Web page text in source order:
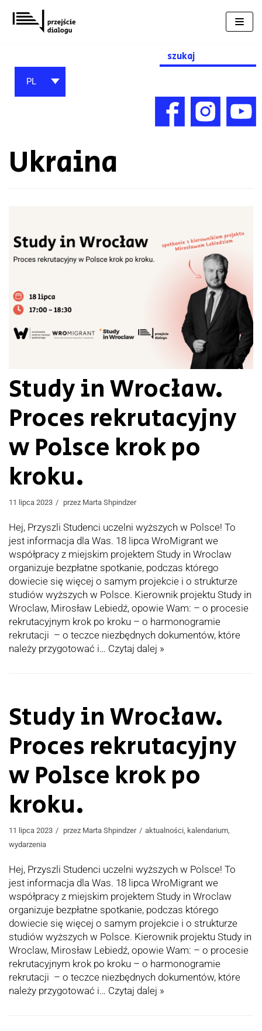
Przejdź
do
Search
for:
PL
Ukraina
Study in Wrocław.
Proces rekrutacyjny
w Polsce krok po
kroku.
11 lipca 2023 przez Marta Shpindzer
Hej, Przyszli Studenci uczelni wyższych w Polsce! To
jest informacja dla Was. 18 lipca WroMigrant we
współpracy z miejskim projektem Study in Wroclaw
organizuje bezpłatne spotkanie, podczas którego
dowiecie się więcej o samym projekcie i o strukturze
studiów wyższych w Polsce. Kierownik projektu Study in
Wroclaw, Mirosław Lebiedź, opowie Wam: – o procesie
rekrutacyjnym krok po kroku – o harmonogramie
rekrutacji – o teczce niezbędnych dokumentów, które
należy przygotować i… Czytaj dalej »
Study in Wrocław.
Proces rekrutacyjny
w Polsce krok po
kroku.
11 lipca 2023 przez Marta Shpindzer aktualności, kalendarium,
wydarzenia
Hej, Przyszli Studenci uczelni wyższych w Polsce! To
jest informacja dla Was. 18 lipca WroMigrant we
współpracy z miejskim projektem Study in Wroclaw
organizuje bezpłatne spotkanie, podczas którego
dowiecie się więcej o samym projekcie i o strukturze
studiów wyższych w Polsce. Kierownik projektu Study in
Wroclaw, Mirosław Lebiedź, opowie Wam: – o procesie
rekrutacyjnym krok po kroku – o harmonogramie
rekrutacji – o teczce niezbędnych dokumentów, które
należy przygotować i… Czytaj dalej »